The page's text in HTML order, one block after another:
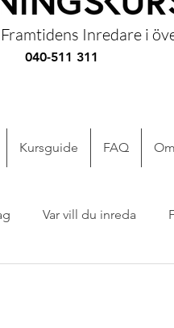
Inredare i
040-511 311
Kursguide FAQ
Var vill du inreda